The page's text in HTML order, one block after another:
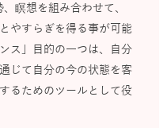
瞑想を組み合わせて、
やすらぎを得る事が可能
ス」目的の一つは、自分
じて自分の今の状態を客
るためのツールとして役